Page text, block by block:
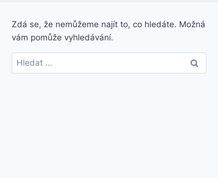
Zdá se, že nemůžeme najít to, co hledáte. Možná
vám pomůže vyhledávání.
Vyhledávání